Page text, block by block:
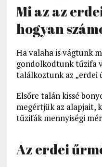
Mi az az
hogyan
Ha valaha is vágtunk
gondolkodtunk tűzifa
találkoztunk az „erdei
Elsőre talán kissé
megértjük az alapjait,
tűzifák mennyiségi
Az erdei